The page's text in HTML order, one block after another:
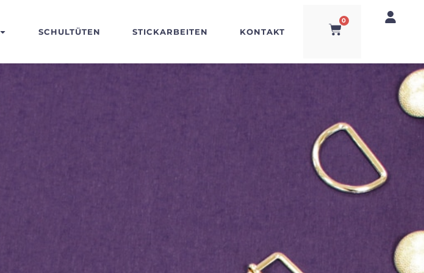
SCHULTÜTEN STICKARBEITEN KONTAKT
0